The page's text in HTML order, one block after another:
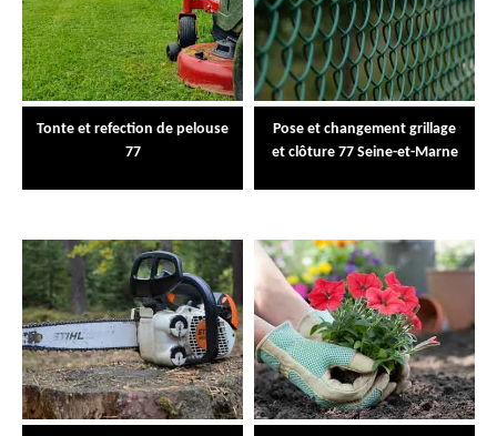
Tonte et refection de pelouse
77
Pose et changement grillage
et clôture 77 Seine-et-Marne